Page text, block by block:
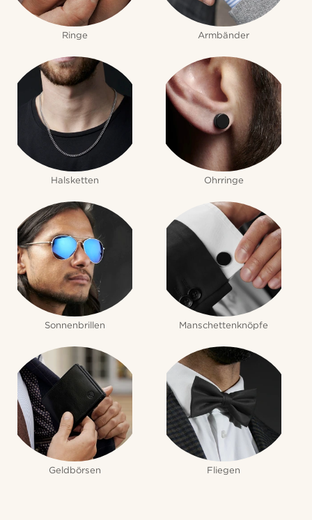
Ringe Armbänder
Halsketten Ohrringe
Sonnenbrillen Manschettenknöpfe
Geldbörsen Fliegen